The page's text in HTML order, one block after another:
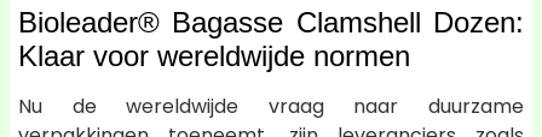
Bioleader® Bagasse Clamshell Dozen:
Klaar voor wereldwijde normen
Nu de wereldwijde vraag naar duurzame